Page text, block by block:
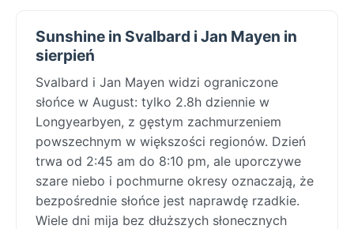
Sunshine in Svalbard i Jan Mayen in
sierpień
Svalbard i Jan Mayen widzi ograniczone
słońce w August: tylko 2.8h dziennie w
Longyearbyen, z gęstym zachmurzeniem
powszechnym w większości regionów. Dzień
trwa od 2:45 am do 8:10 pm, ale uporczywe
szare niebo i pochmurne okresy oznaczają, że
bezpośrednie słońce jest naprawdę rzadkie.
Wiele dni mija bez dłuższych słonecznych